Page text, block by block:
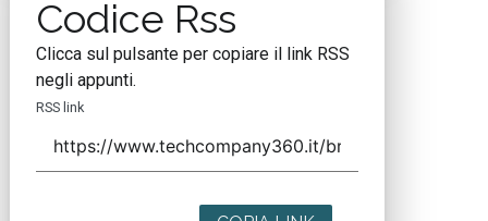
Codice Rss
Clicca sul pulsante per copiare il link RSS
negli appunti.
RSS link